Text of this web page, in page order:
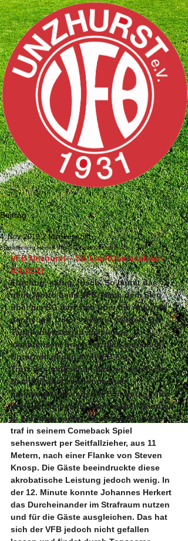
Beitrag
//Spielbericht Herren VfB-SG Lauf/Obersasbach 6:1//
4. Nov. 2019 2 Min. Lesezeit
VFB Unzhurst – SG Lauf/Obersasbach
6:1 (2:1)
Fruchtig, saftig, frisch. So lautet das
neue Motto beim VFB. Nach dem Sieg
über die SG darf sich über die Ankunft
der neuen Trikots gefreut werden. Der
Tabellenletzte gab sich lange
kämpferisch, brach letztlich jedoch in
Unterzahl gegen den VFB ein.
Trotz der englischen Woche, durch das
Nachholspiel am Donnerstag,
präsentierte sich der VFB in guter Form
und konnte bereits nach sieben Minuten
in Führung gehen. Christian Schlusser
traf in seinem Comeback Spiel
sehenswert per Seitfallzieher, aus 11
Metern, nach einer Flanke von Steven
Knosp. Die Gäste beeindruckte diese
akrobatische Leistung jedoch wenig. In
der 12. Minute konnte Johannes Herkert
das Durcheinander im Strafraum nutzen
und für die Gäste ausgleichen. Das hat
sich der VFB jedoch nicht gefallen